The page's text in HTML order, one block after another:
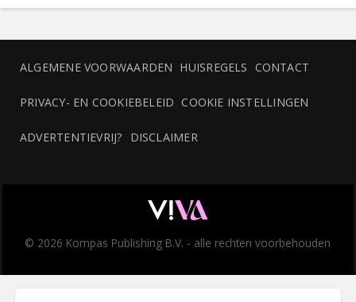
ALGEMENE VOORWAARDEN HUISREGELS CONTACT
PRIVACY- EN COOKIEBELEID COOKIE INSTELLINGEN
ADVERTENTIEVRIJ? DISCLAIMER
© 2026 Kompas Publishing B.V. - alle rechten voorbehouden